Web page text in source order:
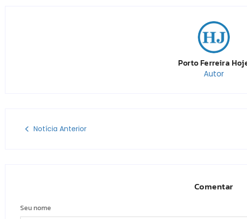
Porto Ferreira
Autor
Notícia Anterior
Comentar
Seu nome